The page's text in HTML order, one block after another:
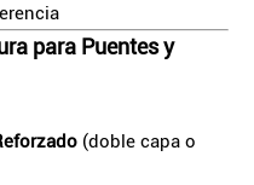
para Puentes y
(doble capa o